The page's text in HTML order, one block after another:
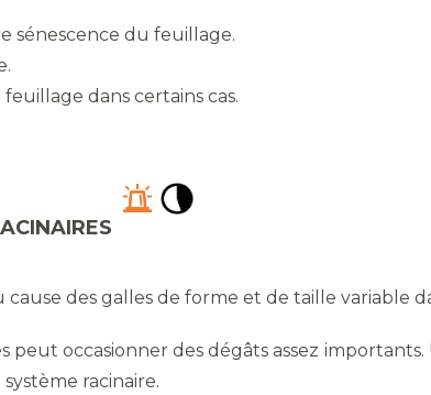
sénescence du feuillage.
dans certains cas.
cause des galles de forme et de taille variable
peut occasionner des dégâts assez
racinaire.